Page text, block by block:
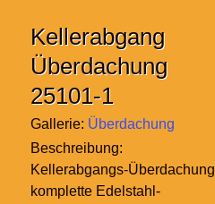
Kellerabgang
Überdachung
25101-1
Gallerie: Überdachung
Beschreibung:
Kellerabgangs-Überdachung
komplette Edelstahl-